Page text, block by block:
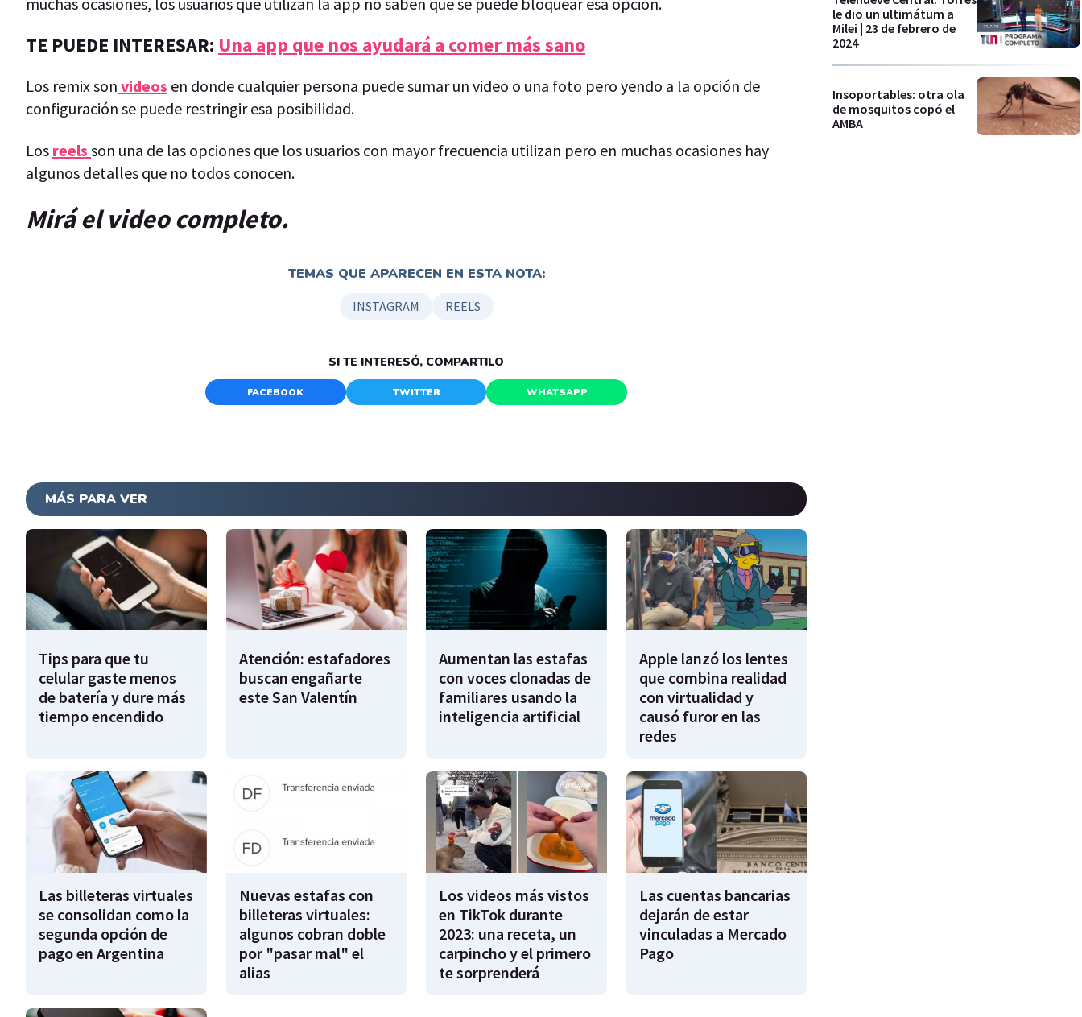
TE PUEDE INTERESAR: Una app que nos ayudará a comer más sano
Los remix son videos en donde cualquier persona puede sumar un video o una foto pero yendo a la opción de
configuración se puede restringir esa posibilidad.
Los reels son una de las opciones que los usuarios con mayor frecuencia utilizan pero en muchas ocasiones hay
algunos detalles que no todos conocen.
Mirá el video completo.
TEMAS QUE APARECEN EN ESTA NOTA:
INSTAGRAM REELS
SI TE INTERESÓ, COMPARTILO
FACEBOOK TWITTER WHATSAPP
MÁS PARA VER
Tips para que tu
celular gaste menos
de batería y dure más
tiempo encendido
Atención: estafadores
buscan engañarte
este San Valentín
Aumentan las estafas
con voces clonadas de
familiares usando la
inteligencia artificial
Apple lanzó los lentes
que combina realidad
con virtualidad y
causó furor en las
redes
Las billeteras virtuales
se consolidan como la
segunda opción de
pago en Argentina
Nuevas estafas con
billeteras virtuales:
algunos cobran doble
por "pasar mal" el
alias
Los videos más vistos
en TikTok durante
2023: una receta, un
carpincho y el primero
te sorprenderá
Las cuentas bancarias
dejarán de estar
vinculadas a Mercado
Pago
le dio un ultimátum a
Milei | 23 de febrero de
2024
Insoportables: otra ola
de mosquitos copó el
AMBA